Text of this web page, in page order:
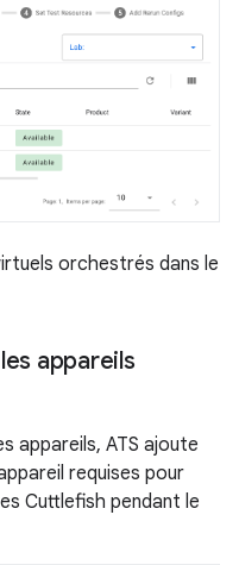
orchestrés dans le
appareils
appareils, ATS ajoute
requises pour
Cuttlefish pendant le